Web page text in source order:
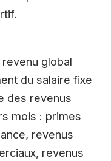
global
du salaire fixe
des revenus
mois : primes
revenus
revenus